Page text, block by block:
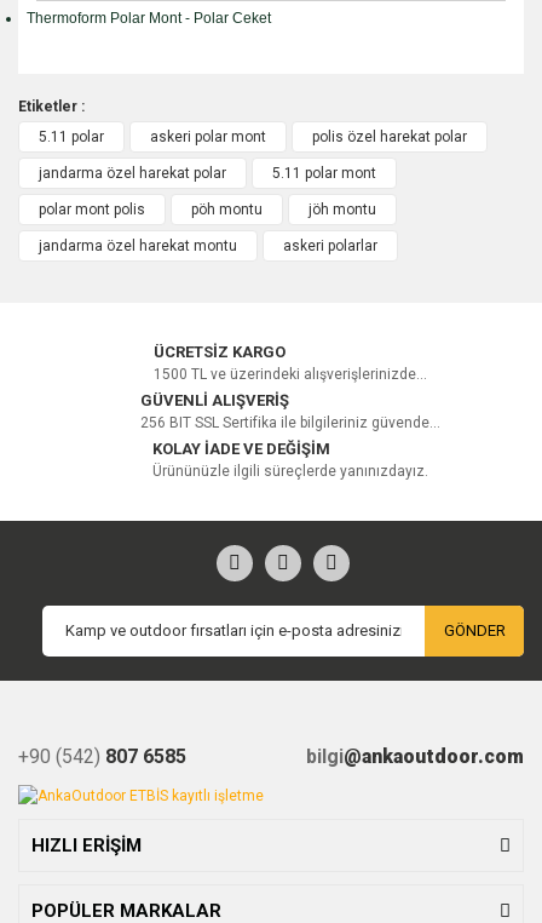
Thermoform Polar Mont - Polar Ceket
Bu ürüne ilk yorumu siz yapın!
Yorum Yaz
Etiketler :
5.11 polar
askeri polar mont polis özel harekat polar
jandarma özel harekat polar 5.11 polar mont
polar mont polis pöh montu jöh montu
jandarma özel harekat montu askeri polarlar
ÜCRETSİZ KARGO
1500 TL ve üzerindeki alışverişlerinizde...
GÜVENLİ ALIŞVERİŞ
256 BIT SSL Sertifika ile bilgileriniz güvende...
KOLAY İADE VE DEĞİŞİM
Ürününüzle ilgili süreçlerde yanınızdayız.
GÖNDER
+90 (542) 807 6585 bilgi@ankaoutdoor.com
HIZLI ERİŞİM
POPÜLER MARKALAR